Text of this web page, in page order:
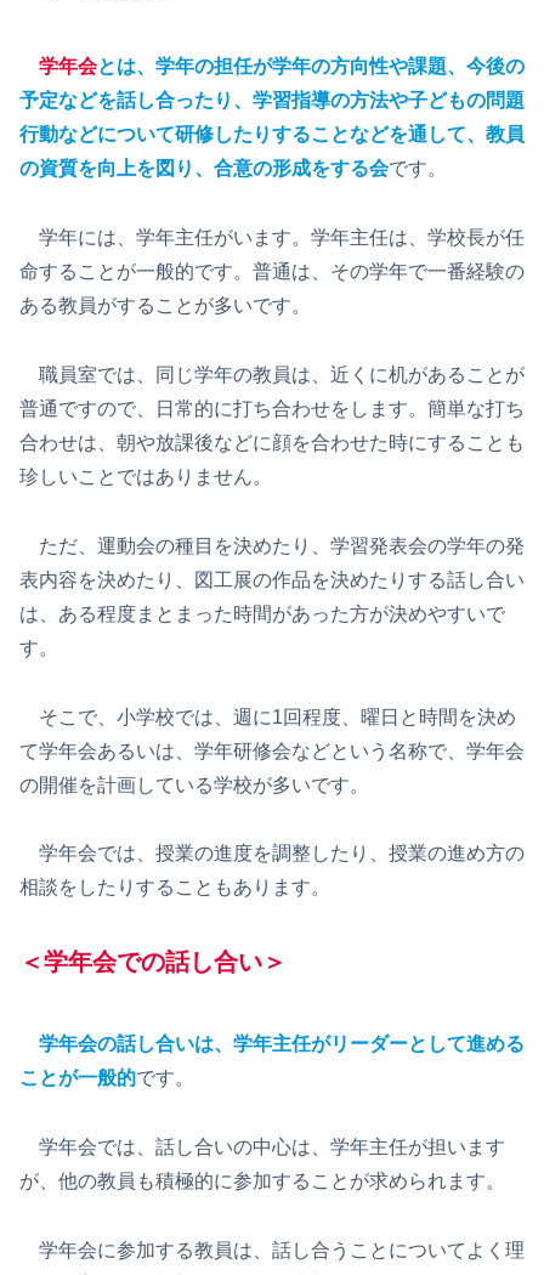
学年会とは、学年の担任が学年の方向性や課題、今後の
予定などを話し合ったり、学習指導の方法や子どもの問題
行動などについて研修したりすることなどを通して、教員
の資質を向上を図り、合意の形成をする会です。
学年には、学年主任がいます。学年主任は、学校長が任
命することが一般的です。普通は、その学年で一番経験の
ある教員がすることが多いです。
職員室では、同じ学年の教員は、近くに机があることが
普通ですので、日常的に打ち合わせをします。簡単な打ち
合わせは、朝や放課後などに顔を合わせた時にすることも
珍しいことではありません。
ただ、運動会の種目を決めたり、学習発表会の学年の発
表内容を決めたり、図工展の作品を決めたりする話し合い
は、ある程度まとまった時間があった方が決めやすいで
す。
そこで、小学校では、週に1回程度、曜日と時間を決め
て学年会あるいは、学年研修会などという名称で、学年会
の開催を計画している学校が多いです。
学年会では、授業の進度を調整したり、授業の進め方の
相談をしたりすることもあります。
＜学年会での話し合い＞
学年会の話し合いは、学年主任がリーダーとして進める
ことが一般的です。
学年会では、話し合いの中心は、学年主任が担います
が、他の教員も積極的に参加することが求められます。
学年会に参加する教員は、話し合うことについてよく理